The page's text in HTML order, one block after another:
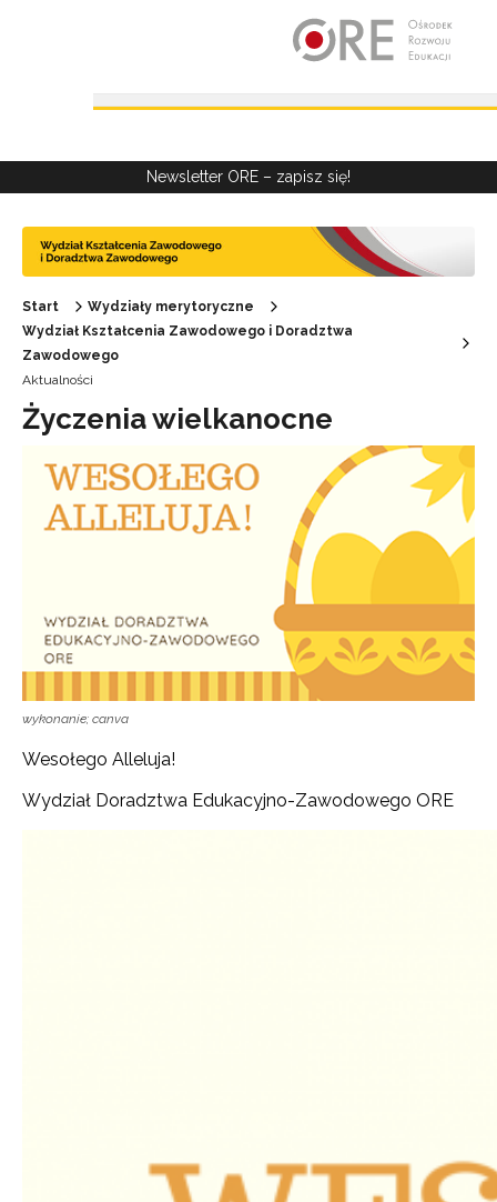
Newsletter ORE – zapisz się!
Start
Wydziały merytoryczne
Wydział Kształcenia Zawodowego i Doradztwa
Zawodowego
Aktualności
Życzenia wielkanocne
wykonanie; canva
Wesołego Alleluja!
Wydział Doradztwa Edukacyjno-Zawodowego ORE